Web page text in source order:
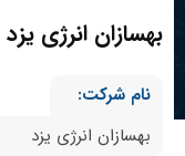
بهسازان انرژی یزد
نام شرکت:
بهسازان انرژی یزد